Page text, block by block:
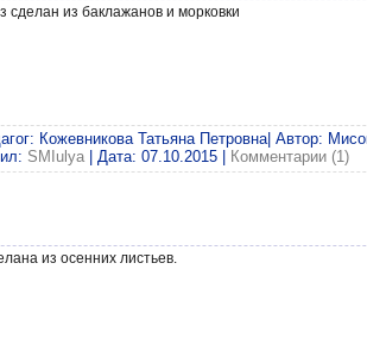
сделан из баклажанов и морковки
Кожевникова Татьяна Петровна| Автор:
SMIulya | Дата: 07.10.2015 Комментарии (1)
из осенних листьев.